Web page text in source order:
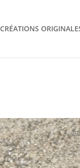
CRÉATIONS